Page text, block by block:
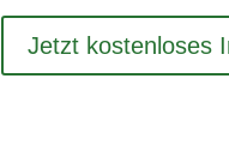
Jetzt kos­ten­loses